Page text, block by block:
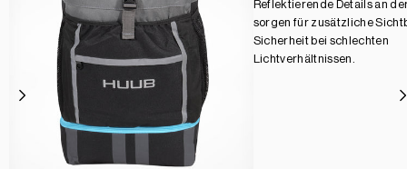
Reflektierende Details an
sorgen für zusätzliche
Sicherheit bei schlechten
Lichtverhältnissen.